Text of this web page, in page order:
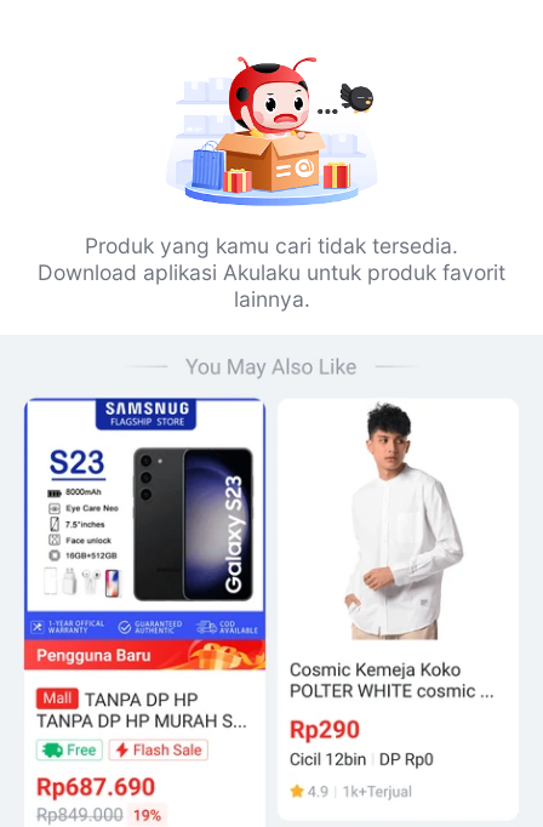
Produk yang kamu cari tidak tersedia.
Download aplikasi Akulaku untuk produk favorit
lainnya.